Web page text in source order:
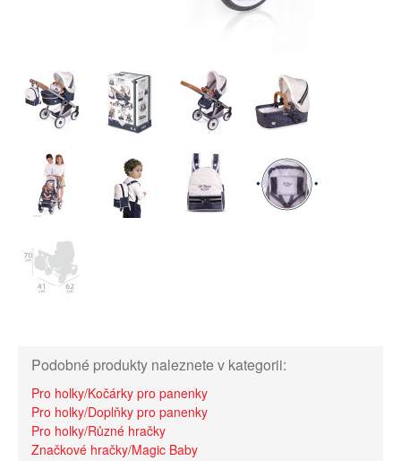
Podobné produkty naleznete v kategorii:
Pro holky/Kočárky pro panenky
Pro holky/Doplňky pro panenky
Pro holky/Různé hračky
Značkové hračky/Magic Baby